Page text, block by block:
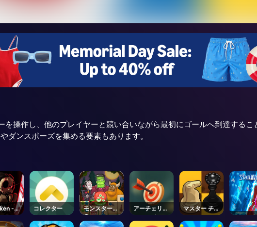
操作し、他のプレイヤーと競い合いながら最初にゴールへ到達する
ダンスポーズを集める要素もあります。
-
コレクター
モンスター麻
雀
アーチェリー
ワールドツア
マスター チェ
ス